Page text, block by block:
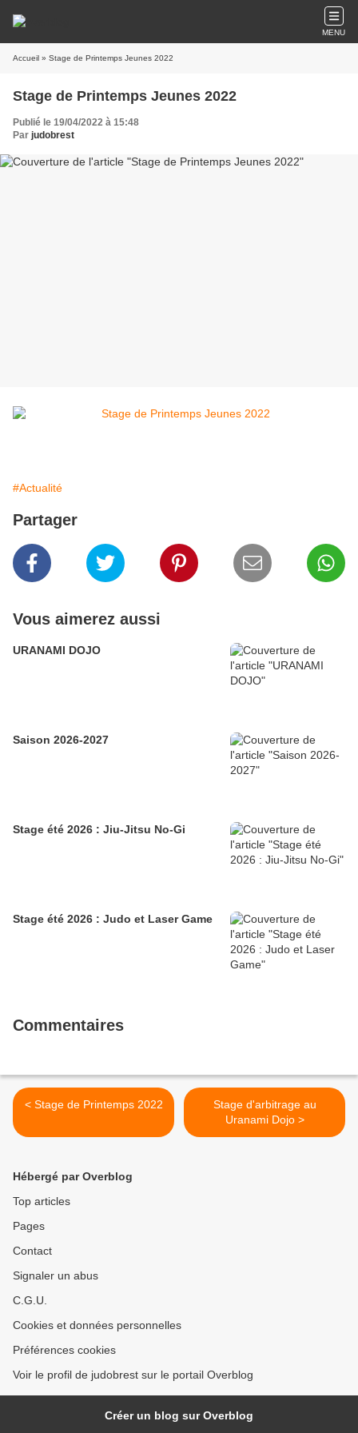
MENU
Accueil » Stage de Printemps Jeunes 2022
Stage de Printemps Jeunes 2022
Publié le 19/04/2022 à 15:48
Par judobrest
#Actualité
Partager
Vous aimerez aussi
URANAMI DOJO
Saison 2026-2027
Stage été 2026 : Jiu-Jitsu No-Gi
Stage été 2026 : Judo et Laser Game
Commentaires
< Stage de Printemps 2022
Stage d'arbitrage au
Uranami Dojo >
Hébergé par Overblog
Top articles
Pages
Contact
Signaler un abus
C.G.U.
Cookies et données personnelles
Préférences cookies
Voir le profil de judobrest sur le portail Overblog
Créer un blog sur Overblog